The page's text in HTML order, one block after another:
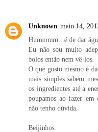
Unknown maio 14,
Hummmm...é de dar
Eu não sou muito
bolos então nem vê-los.
O que gosto mesmo é
mais simples sabem
os ingredientes até a
poupamos ao fazer em
não tenho dúvida.
Beijinhos.